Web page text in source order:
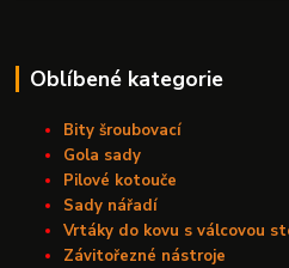
Oblíbené kategorie
Bity šroubovací
Gola sady
Pilové kotouče
Sady nářadí
Vrtáky do kovu s válcovou
Závitořezné nástroje